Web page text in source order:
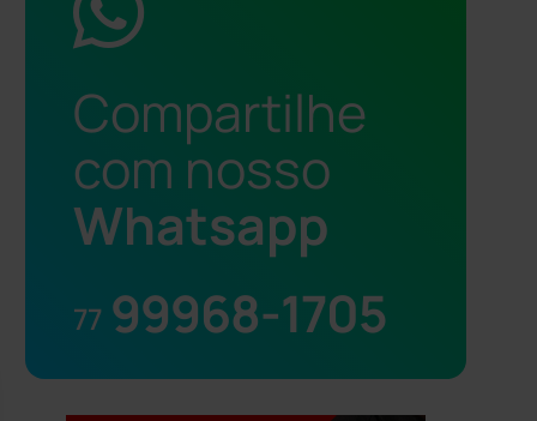
Compartilhe
com nosso
Whatsapp
77 99968-1705